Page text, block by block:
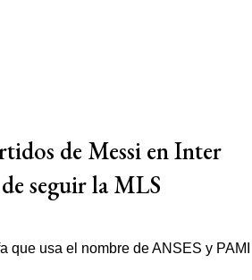
de Messi en Inter
seguir la MLS